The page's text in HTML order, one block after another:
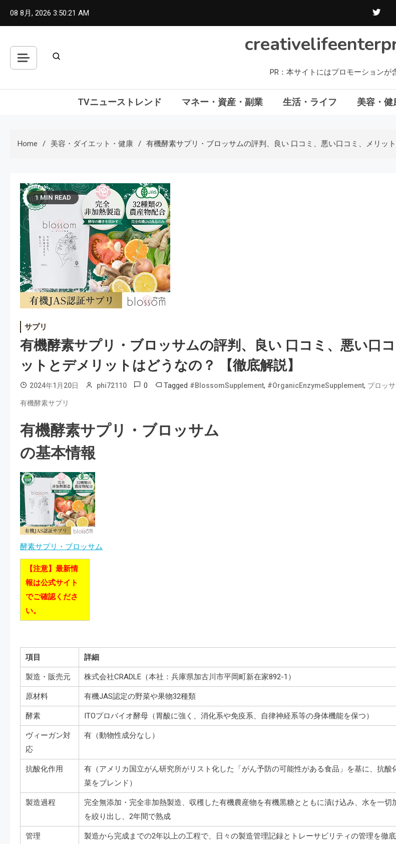
08 8月, 2026 3:50:22 AM
PR：本サイトにはプロモーションが
TVニューストレンド マネー・資産・副業 生活・ライフ 美容・健
Home 美容・ダイエット・健康 有機酵素サプリ・ブロッサムの評判、良い 口コミ、悪い口コミ、メリッ
1 MIN READ
サプリ
有機酵素サプリ・ブロッサムの評判、良い 口コミ、悪い口
ットとデメリットはどうなの？ 【徹底解説】
2024年1月20日 phi72110 0 Tagged #BlossomSupplement, #OrganicEnzymeSupplement, ブロッ
有機酵素サプリ
有機酵素サプリ・ブロッサム
の基本情報
酵素サプリ・ブロッサム
【注意】最新情
報は公式サイト
でご確認くださ
い。
項目 詳細
製造・販売元 株式会社CRADLE（本社：兵庫県加古川市平岡町新在家892-1）
原材料 有機JAS認定の野菜や果物32種類
酵素 ITOプロバイオ酵母（胃酸に強く、消化系や免疫系、自律神経系等の身体機能を保つ）
ヴィーガン対
応
有（動物性成分なし）
抗酸化作用
有（アメリカ国立がん研究所がリスト化した「がん予防の可能性がある食品」を基に、抗酸
菜をブレンド）
製造過程
完全無添加・完全非加熱製造、収穫した有機農産物を有機黒糖とともに漬け込み、水を一切
を絞り出し、2年間で熟成
管理 製造から完成までの2年以上の工程で、日々の製造管理記録とトレーサビリティの管理を徹底